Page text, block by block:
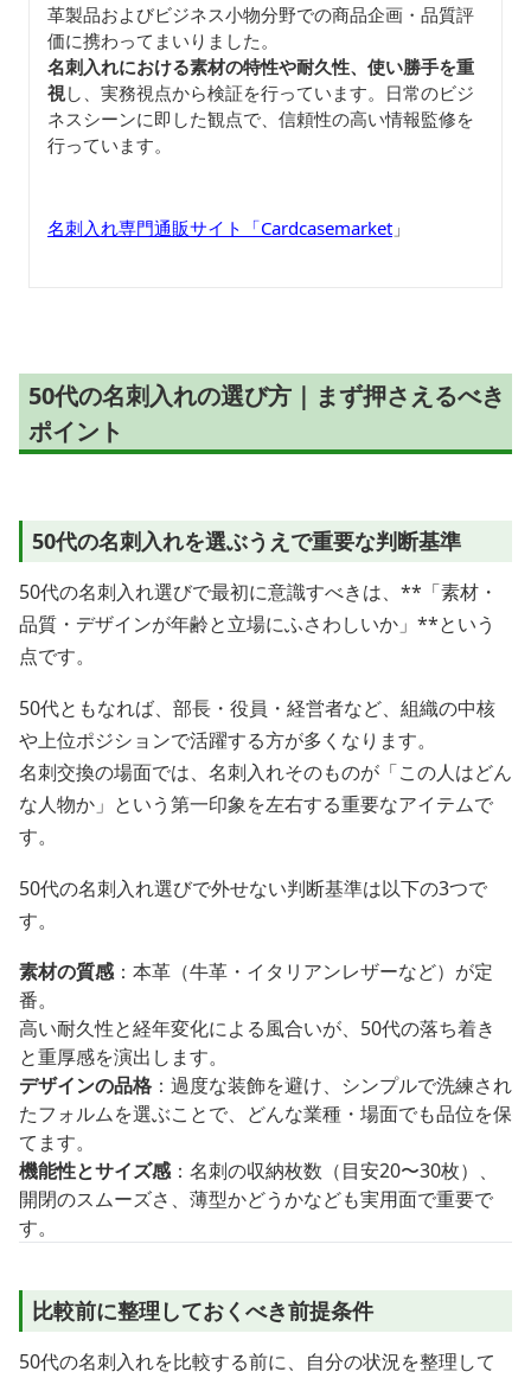
革製品およびビジネス小物分野での商品企画・品質評
価に携わってまいりました。
名刺入れにおける素材の特性や耐久性、使い勝手を重
視し、実務視点から検証を行っています。日常のビジ
ネスシーンに即した観点で、信頼性の高い情報監修を
行っています。
名刺入れ専門通販サイト「Cardcasemarket 」
50代の名刺入れの選び方｜まず押さえるべき
ポイント
50代の名刺入れを選ぶうえで重要な判断基準
50代の名刺入れ選びで最初に意識すべきは、**「素材・
品質・デザインが年齢と立場にふさわしいか」**という
点です。
50代ともなれば、部長・役員・経営者など、組織の中核
や上位ポジションで活躍する方が多くなります。
名刺交換の場面では、名刺入れそのものが「この人はどん
な人物か」という第一印象を左右する重要なアイテムで
す。
50代の名刺入れ選びで外せない判断基準は以下の3つで
す。
素材の質感：本革（牛革・イタリアンレザーなど）が定
番。
高い耐久性と経年変化による風合いが、50代の落ち着き
と重厚感を演出します。
デザインの品格 ：過度な装飾を避け、シンプルで洗練され
たフォルムを選ぶことで、どんな業種・場面でも品位を保
てます。
機能性とサイズ感：名刺の収納枚数（目安20〜30枚）、
開閉のスムーズさ、薄型かどうかなども実用面で重要で
す。
比較前に整理しておくべき前提条件
50代の名刺入れを比較する前に、自分の状況を整理して